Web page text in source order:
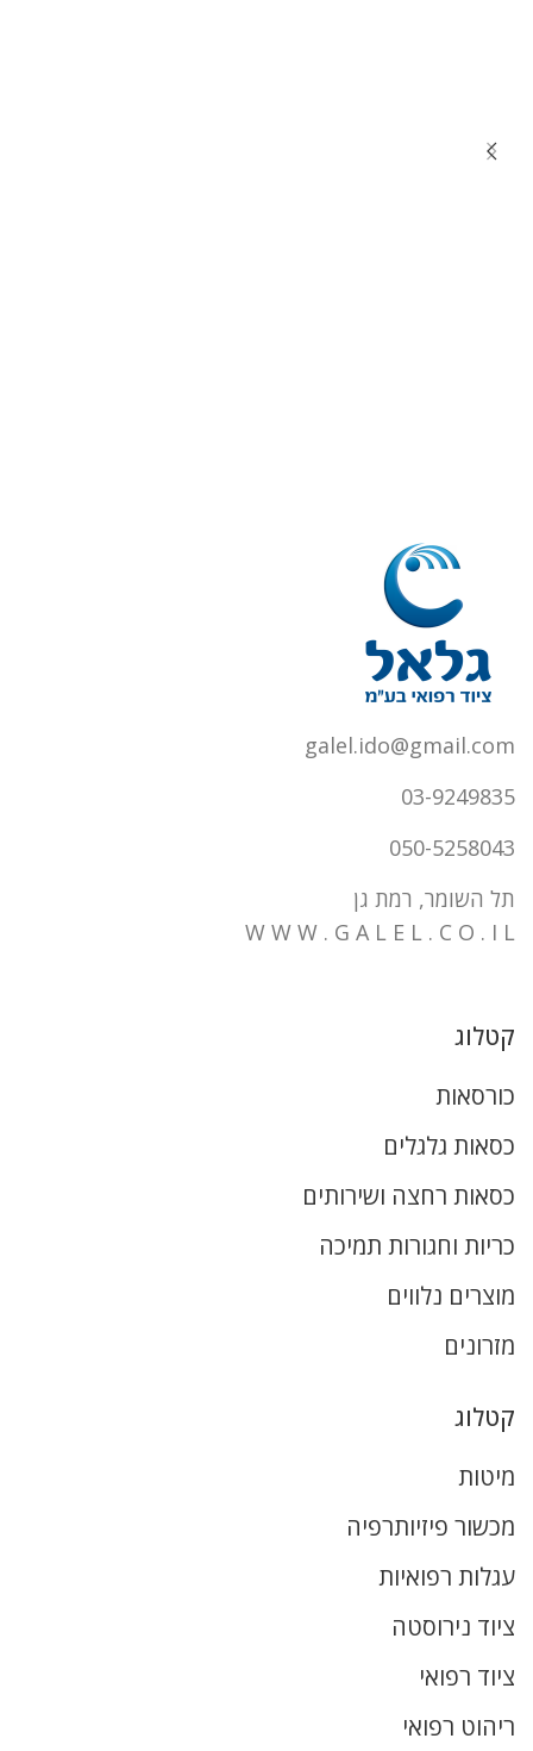
galel.ido@gmail.com
03-9249835
050-5258043
תל השומר, רמת גן
W W W . G A L E L . C O . I L
קטלוג
כורסאות
כסאות גלגלים
כסאות רחצה ושירותים
כריות וחגורות תמיכה
מוצרים נלווים
מזרונים
קטלוג
מיטות
מכשור פיזיותרפיה
עגלות רפואיות
ציוד נירוסטה
ציוד רפואי
ריהוט רפואי